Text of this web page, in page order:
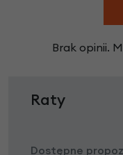
Brak opinii.
Raty
Dostępne